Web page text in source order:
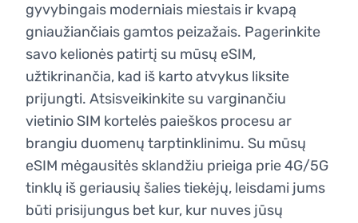
gyvybingais moderniais miestais ir kvapą
gniaužiančiais gamtos peizažais. Pagerinkite
savo kelionės patirtį su mūsų eSIM,
užtikrinančia, kad iš karto atvykus liksite
prijungti. Atsisveikinkite su varginančiu
vietinio SIM kortelės paieškos procesu ar
brangiu duomenų tarptinklinimu. Su mūsų
eSIM mėgausitės sklandžiu prieiga prie 4G/5G
tinklų iš geriausių šalies tiekėjų, leisdami jums
būti prisijungus bet kur, kur nuves jūsų